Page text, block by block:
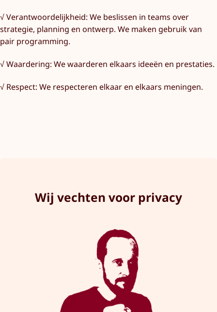
√ Verantwoordelijkheid: We beslissen in teams over
strategie, planning en ontwerp. We maken gebruik van
pair programming.
√ Waardering: We waarderen elkaars ideeën en prestaties.
√ Respect: We respecteren elkaar en elkaars meningen.
Wij vechten voor privacy